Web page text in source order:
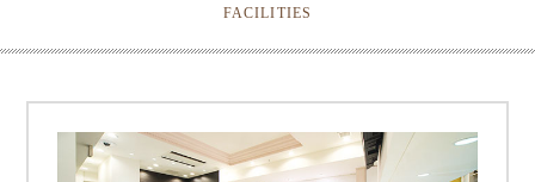
FACILITIES